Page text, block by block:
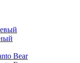
Bear